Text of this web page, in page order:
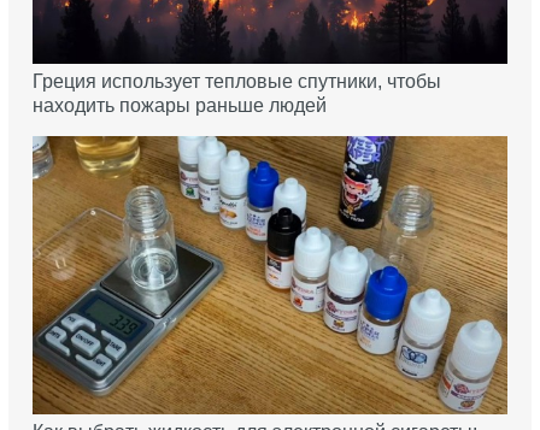
Греция использует тепловые спутники, чтобы
находить пожары раньше людей